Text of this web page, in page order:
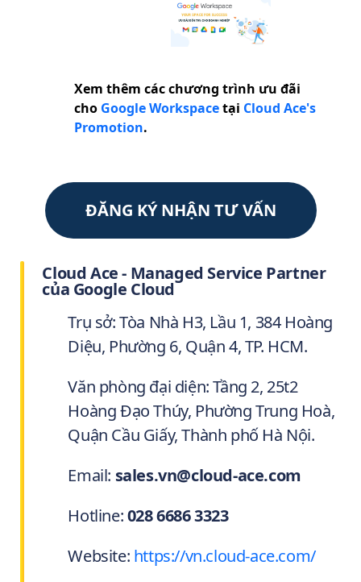
Xem thêm các chương trình ưu đãi
cho Google Workspacetại Cloud Ace's
Promotion.
ĐĂNG KÝ NHẬN TƯ VẤN
Cloud Ace - Managed Service Partner
của Google Cloud
Trụ sở: Tòa Nhà H3, Lầu 1, 384 Hoàng
Diệu, Phường 6, Quận 4, TP. HCM.
Văn phòng đại diện: Tầng 2, 25t2
Hoàng Đạo Thúy, Phường Trung Hoà,
Quận Cầu Giấy, Thành phố Hà Nội.
Email: sales.vn@cloud-ace.com
Hotline:028 6686 3323
Website: https://vn.cloud-ace.com/